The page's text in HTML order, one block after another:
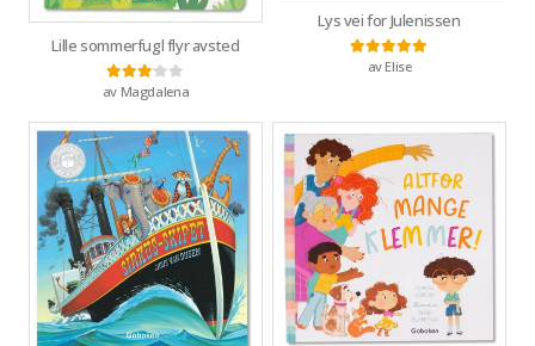
Lille sommerfugl flyr avsted
Vurdert3av 5
av Magdalena
Lys vei for Julenissen
Vurdert5
av Elise